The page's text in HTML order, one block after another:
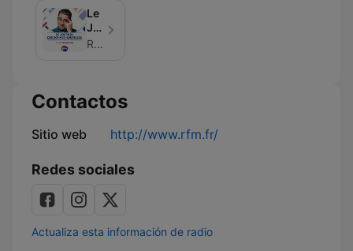
Le
Journal
desRFM
Contactos
Sitio web http://www.rfm.fr/
Redes sociales
Actualiza esta información de radio